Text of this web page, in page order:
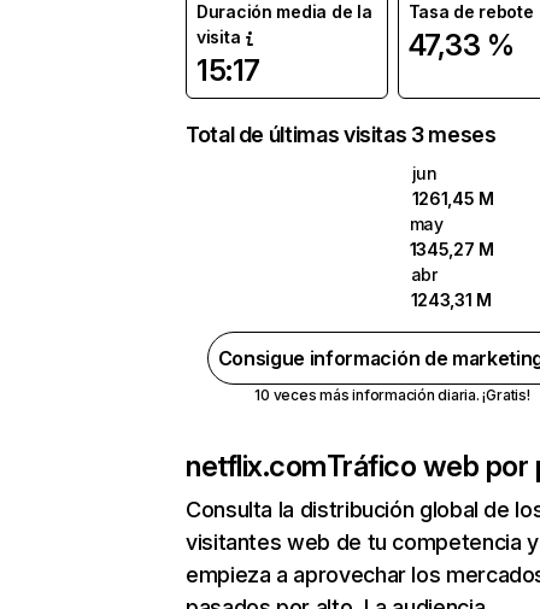
Duración media de la
visita
15:17
Tasa de rebote
47,33 %
Total de últimas visitas 3 meses
jun
1261,45 M
may
1345,27 M
abr
1243,31 M
Consigue información de
10 veces más información diaria. ¡Gratis!
netflix.comTráfico web por
Consulta la distribución global de
visitantes web de tu competencia y
empieza a aprovechar los